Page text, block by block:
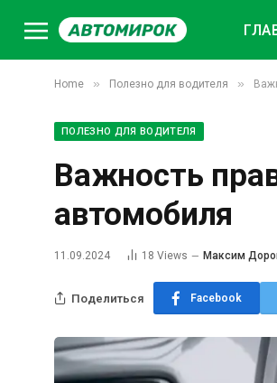
Home » Полезно для водителя »
ПОЛЕЗНО ДЛЯ ВОДИТЕЛЯ
Важность
автомобиля
11.09.2024 18 Views Максим
Поделиться Facebook